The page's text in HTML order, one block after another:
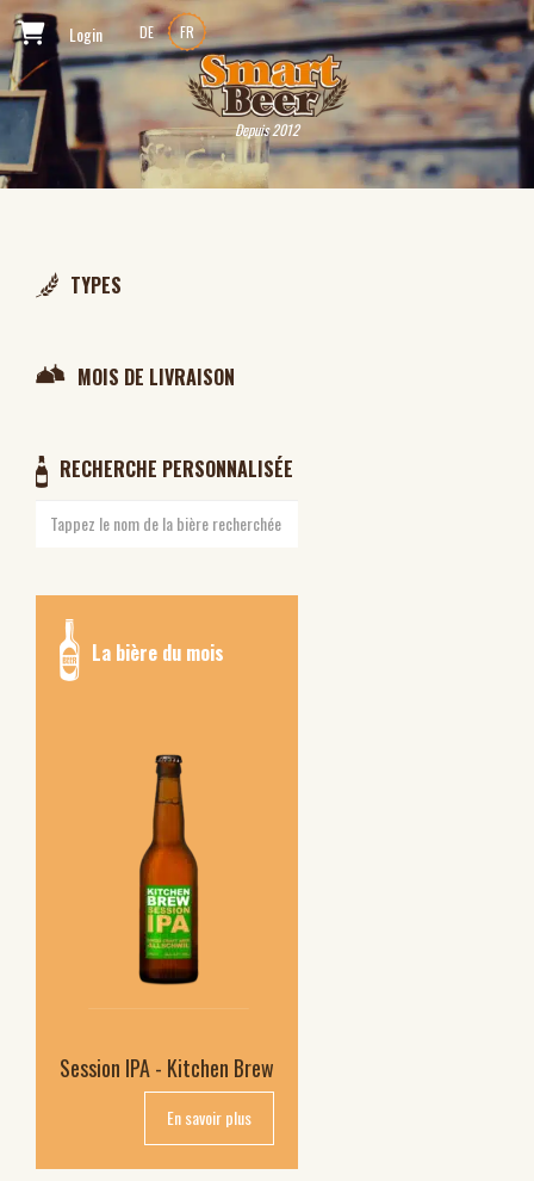
Login DE FR
Depuis 2012
TYPES
MOIS DE LIVRAISON
RECHERCHE PERSONNALISÉE
La bière du mois
Session IPA - Kitchen Brew
En savoir plus